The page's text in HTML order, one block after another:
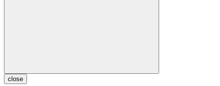
close